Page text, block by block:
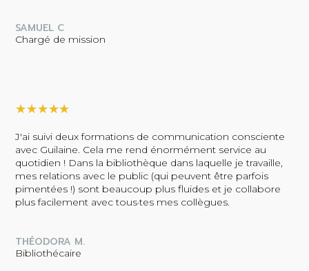
SAMUEL C
Chargé de mission
★★★★★
J'ai suivi deux formations de communication consciente
avec Guilaine. Cela me rend énormément service au
quotidien ! Dans la bibliothèque dans laquelle je travaille,
mes relations avec le public (qui peuvent être parfois
pimentées !) sont beaucoup plus fluides et je collabore
plus facilement avec tous·tes mes collègues.
THÉODORA M.
Bibliothécaire